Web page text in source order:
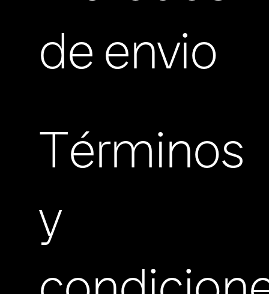
de envio
Términos
y